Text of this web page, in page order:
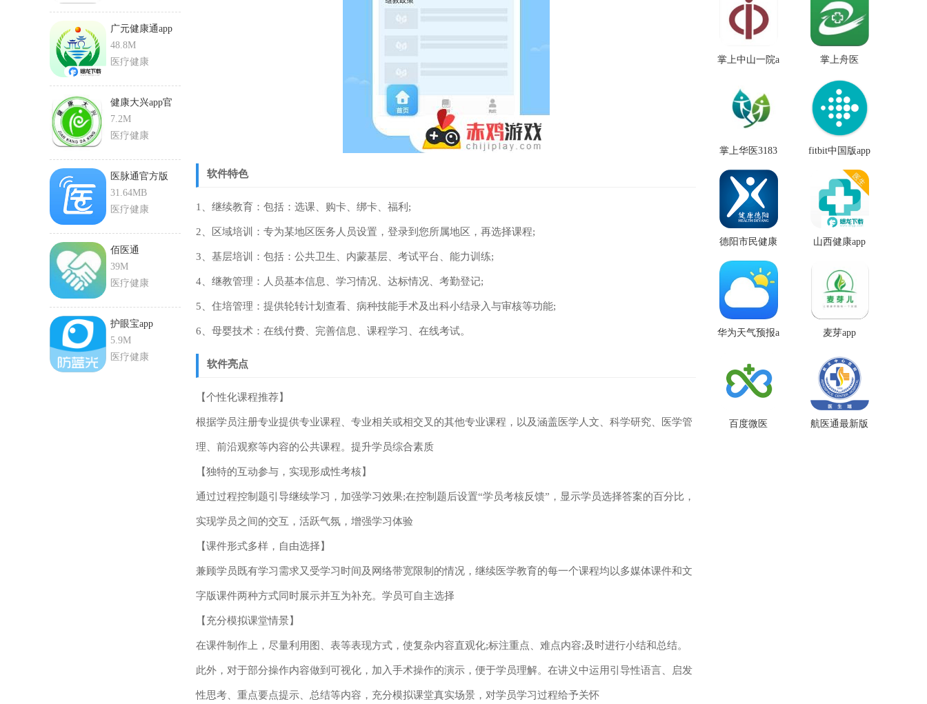
广元健康通app
48.8M
医疗健康
健康大兴app官
网
7.2M
医疗健康
医脉通官方版
31.64MB
医疗健康
佰医通
39M
医疗健康
护眼宝app
5.9M
医疗健康
软件特色
1、继续教育：包括：选课、购卡、绑卡、福利;
2、区域培训：专为某地区医务人员设置，登录到您所属地区，再选择课程;
3、基层培训：包括：公共卫生、内蒙基层、考试平台、能力训练;
4、继教管理：人员基本信息、学习情况、达标情况、考勤登记;
5、住培管理：提供轮转计划查看、病种技能手术及出科小结录入与审核等功能;
6、母婴技术：在线付费、完善信息、课程学习、在线考试。
软件亮点
【个性化课程推荐】
根据学员注册专业提供专业课程、专业相关或相交叉的其他专业课程，以及涵盖医学人文、科学研究、医学管
理、前沿观察等内容的公共课程。提升学员综合素质
【独特的互动参与，实现形成性考核】
通过过程控制题引导继续学习，加强学习效果;在控制题后设置“学员考核反馈”，显示学员选择答案的百分比，
实现学员之间的交互，活跃气氛，增强学习体验
【课件形式多样，自由选择】
兼顾学员既有学习需求又受学习时间及网络带宽限制的情况，继续医学教育的每一个课程均以多媒体课件和文
字版课件两种方式同时展示并互为补充。学员可自主选择
【充分模拟课堂情景】
在课件制作上，尽量利用图、表等表现方式，使复杂内容直观化;标注重点、难点内容;及时进行小结和总结。
此外，对于部分操作内容做到可视化，加入手术操作的演示，便于学员理解。在讲义中运用引导性语言、启发
性思考、重点要点提示、总结等内容，充分模拟课堂真实场景，对学员学习过程给予关怀
掌上中山一院a
pp苹果版
掌上舟医
掌上华医3183
版本
fitbit中国版app
德阳市民健康
通app
山西健康app
华为天气预报a 麦芽app
百度微医 航医通最新版